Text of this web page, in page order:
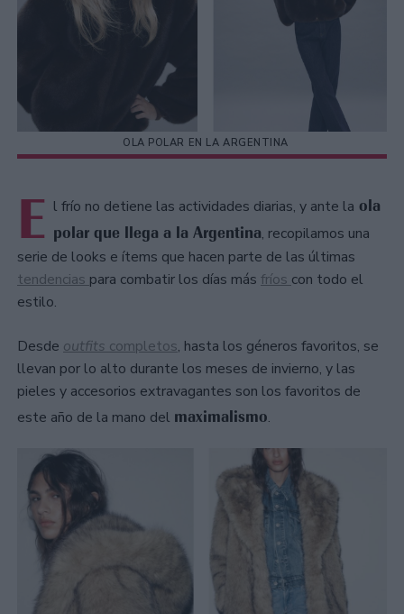
OLA POLAR EN LA ARGENTINA
E l frío no detiene las actividades diarias, y ante la ola
polar que llega a la Argentina, recopilamos una
serie de looks e ítems que hacen parte de las últimas
tendencias para combatir los días más fríos con todo el
estilo.
Desde outfits completos, hasta los géneros favoritos, se
llevan por lo alto durante los meses de invierno, y las
pieles y accesorios extravagantes son los favoritos de
este año de la mano del maximalismo.